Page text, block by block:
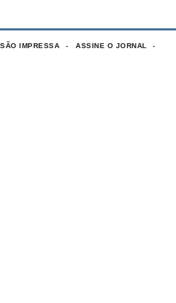
IMPRESSA ASSINE O JORNAL